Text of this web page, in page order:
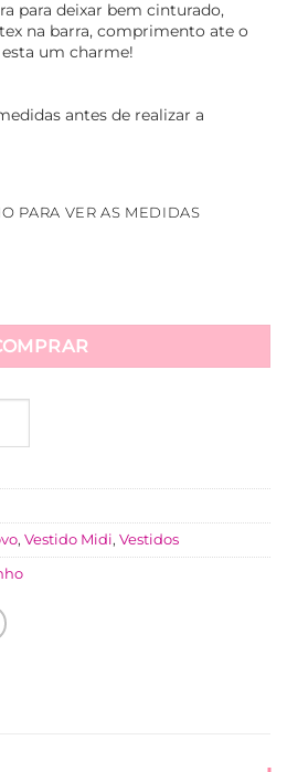
para deixar bem cinturado,
na barra, comprimento ate o
um charme!
antes de realizar a
PARA VER AS MEDIDAS
Saia Plissada Aurora - Azul
, Vestido Midi, Vestidos